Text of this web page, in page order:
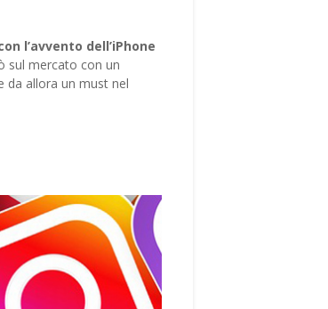
l’avvento dell’iPhone
sul mercato con un
da allora un must nel